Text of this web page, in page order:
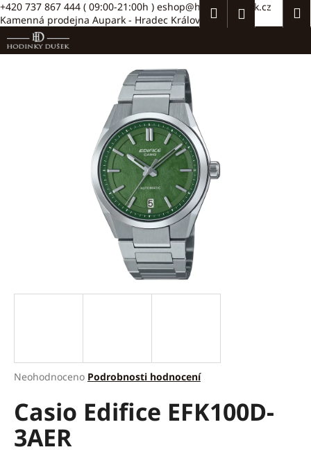
Přejít
na
+420 737 867 444 ( 09:00-21:00h ) eshop@hodinkydusek.cz
Kamenná prodejna Aupark - Hradec Králové >>
HledatPřihlášení
Průměrné
produktu
je
0,0
z
Neohodnoceno Podrobnosti hodnocení
Casio Edifice EFK100D-
3AER
K
o
š
í
Zpět
Zpět
e
í
t
?